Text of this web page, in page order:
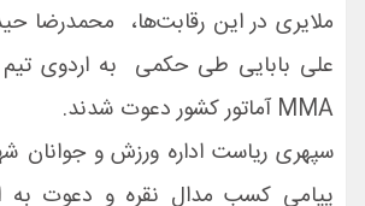
ملایری در این رقابت‌ها، محمدرضا
علی بابایی طی حکمی به اردوی
MMA آماتور کشور دعوت شدند.
سپهری ریاست اداره ورزش و جوانان
پیامی کسب مدال نقره و دعوت به